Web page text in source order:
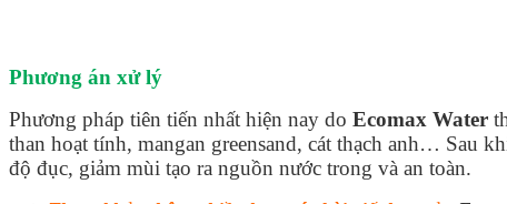
Phương án xử lý
Phương pháp tiên tiến nhất hiện nay do Ecomax Water
than hoạt tính, mangan greensand, cát thạch anh… Sau
độ đục, giảm mùi tạo ra nguồn nước trong và an toàn.